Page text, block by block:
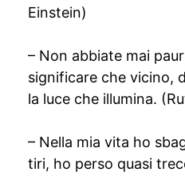
Einstein)
– Non abbiate mai
significare che vicino,
la luce che illumina.
– Nella mia vita ho
tiri, ho perso quasi